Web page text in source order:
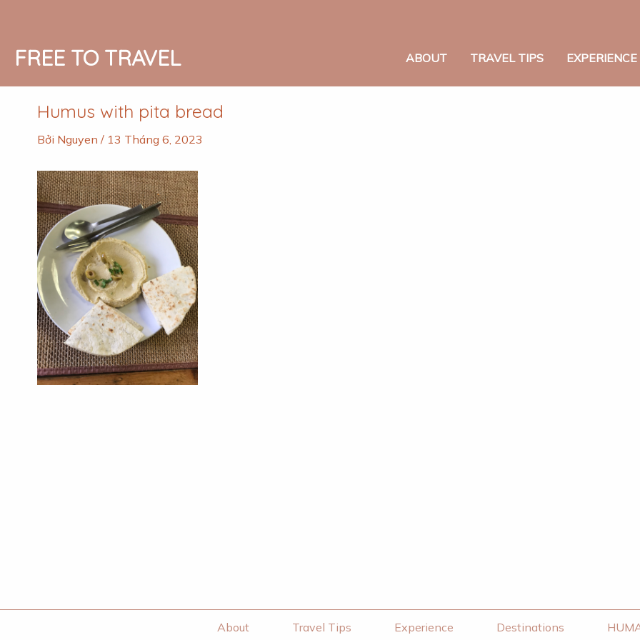
FREE TO TRAVEL ABOUT TRAVEL TIPS EXPERIENCE
Humus with pita bread
Bởi Nguyen / 13 Tháng 6, 2023
About Travel Tips Experience Destinations